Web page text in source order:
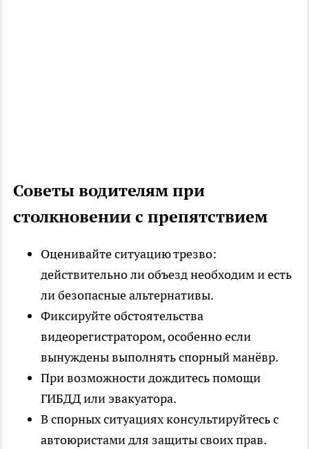
Советы водителям при
столкновении с препятствием
Оценивайте ситуацию трезво:
действительно ли объезд необходим и есть
ли безопасные альтернативы.
Фиксируйте обстоятельства
видеорегистратором, особенно если
вынуждены выполнять спорный манёвр.
При возможности дождитесь помощи
ГИБДД или эвакуатора.
В спорных ситуациях консультируйтесь с
автоюристами для защиты своих прав.